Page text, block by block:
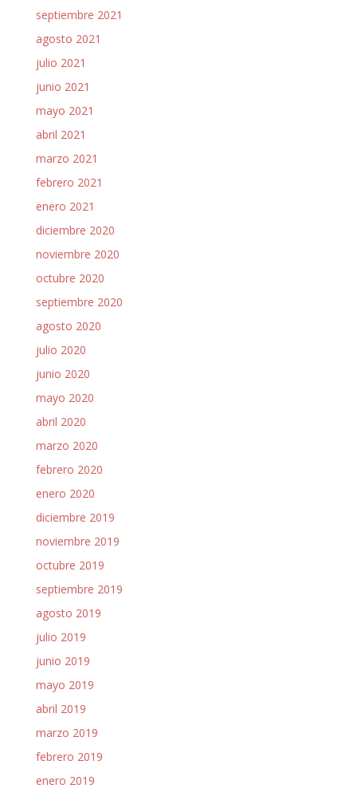
septiembre 2021
agosto 2021
julio 2021
junio 2021
mayo 2021
abril 2021
marzo 2021
febrero 2021
enero 2021
diciembre 2020
noviembre 2020
octubre 2020
septiembre 2020
agosto 2020
julio 2020
junio 2020
mayo 2020
abril 2020
marzo 2020
febrero 2020
enero 2020
diciembre 2019
noviembre 2019
octubre 2019
septiembre 2019
agosto 2019
julio 2019
junio 2019
mayo 2019
abril 2019
marzo 2019
febrero 2019
enero 2019